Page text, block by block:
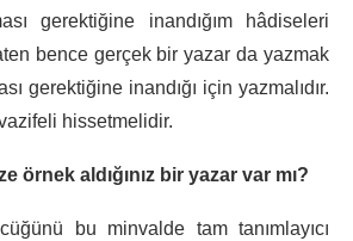
gerektiğine inandığım hâdiseleri
bence gerçek bir yazar da yazmak
gerektiğine inandığı için yazmalıdır.
hissetmelidir.
örnek aldığınız bir yazar var mı?
bu minvalde tam tanımlayıcı